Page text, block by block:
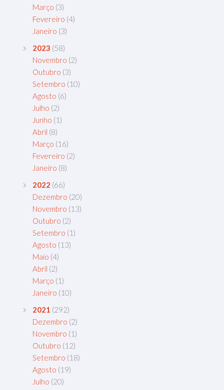
Março (3)
Fevereiro (4)
Janeiro (3)
2023 (58)
Novembro (2)
Outubro (3)
Setembro (10)
Agosto (6)
Julho (2)
Junho (1)
Abril (8)
Março (16)
Fevereiro (2)
Janeiro (8)
2022 (66)
Dezembro (20)
Novembro (13)
Outubro (2)
Setembro (1)
Agosto (13)
Maio (4)
Abril (2)
Março (1)
Janeiro (10)
2021 (292)
Dezembro (2)
Novembro (1)
Outubro (12)
Setembro (18)
Agosto (19)
Julho (20)